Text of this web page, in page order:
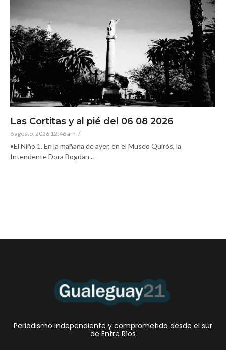
Las Cortitas y al pié del 06 08 2026
6 agosto, 2026 12:46 am /
•El Niño 1. En la mañana de ayer, en el Museo Quirós, la
Intendente Dora Bogdan...
Periodismo independiente y comprometido desde el sur
de Entre Ríos